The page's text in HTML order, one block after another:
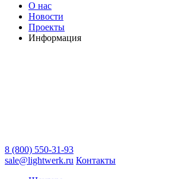
О нас
Новости
Проекты
Информация
8 (800) 550-31-93
sale@lightwerk.ru Контакты